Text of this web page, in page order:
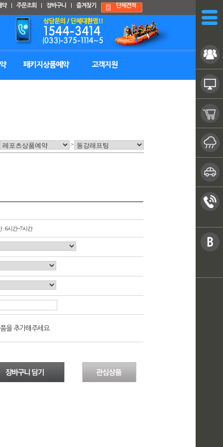
약 주문조회 장바구니 즐겨찾기 단체견적
패키지상품예약 고객지원
>
: 6시간~7시간
을 추가해주세요.